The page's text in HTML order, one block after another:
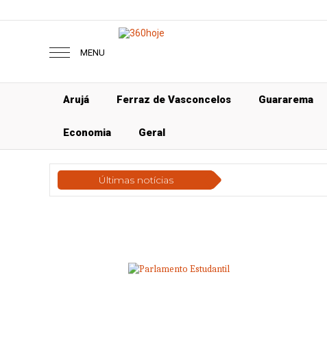
MENU
Arujá Ferraz de Vasconcelos Guararema
Economia Geral
Últimas notícias